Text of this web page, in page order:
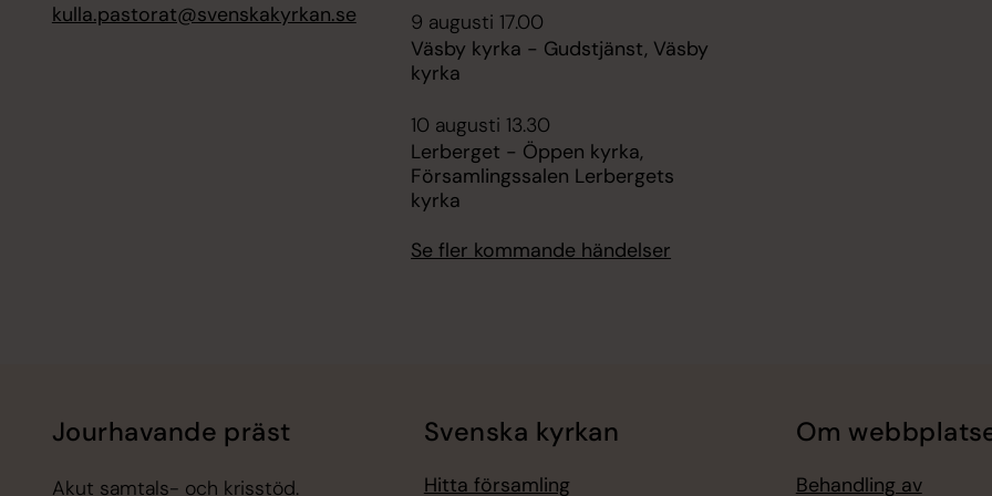
kulla.pastorat@svenskakyrkan.se
9 augusti 17.00
Väsby kyrka - Gudstjänst, Väsby
kyrka
10 augusti 13.30
Lerberget - Öppen kyrka,
Församlingssalen Lerbergets
kyrka
Se fler kommande händelser
Jourhavande präst
Akut samtals- och krisstöd.
Svenska kyrkan
Hitta församling
Om
Behandling av